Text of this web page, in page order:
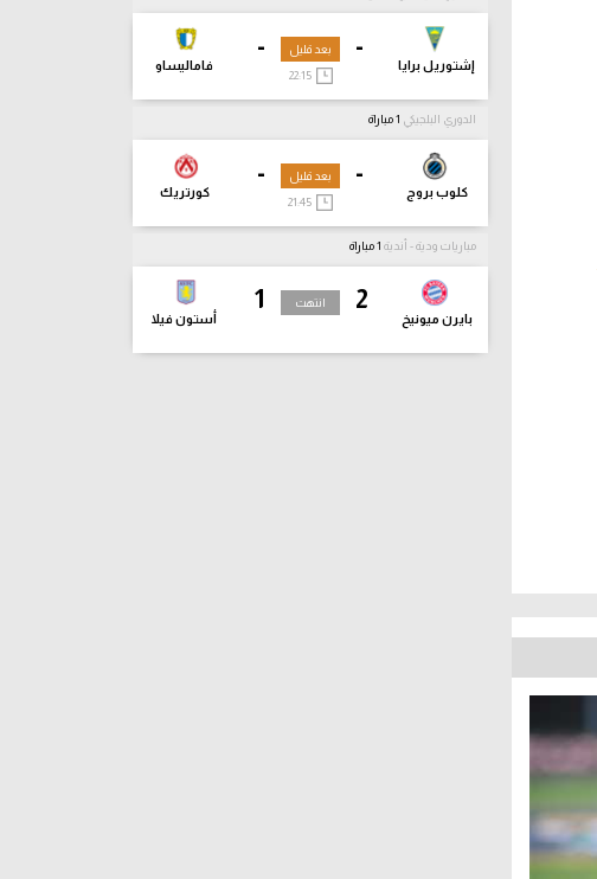
-
إشتوريل برايا
-
فاماليساو
بعد قليل
22:15
الدوري البلجيكي
-
كلوب بروج
-
كورتريك
بعد قليل
مباريات ودية - أندية
2
بايرن ميونيخ
1
أستون فيلا
انتهت